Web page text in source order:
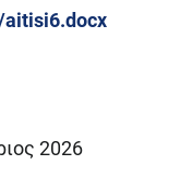
2026